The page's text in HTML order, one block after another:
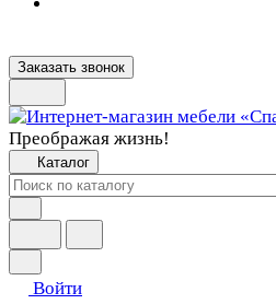
Заказать звонок
Преображая жизнь!
Каталог
Войти